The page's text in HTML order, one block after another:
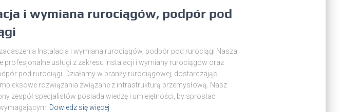
i wymiana rurociągów, podpór pod
zadaszenia Instalacja i wymiana rurociągów, podpór pod rurociągi Nasza
profesjonalne usługi z zakresu instalacji i wymiany rurociągów oraz
pod rurociągi. Działamy w branży rurociągowej, dostarczając
rozwiązania związane z infrastrukturą przemysłową. Nasz
zespół specjalistów posiada wiedzę i umiejętności, by sprostać
Dowiedz się więcej